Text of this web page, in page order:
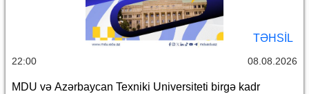
TƏHSIL
22:00 08.08.2026
MDU və Azərbaycan Texniki Universiteti birgə kadr